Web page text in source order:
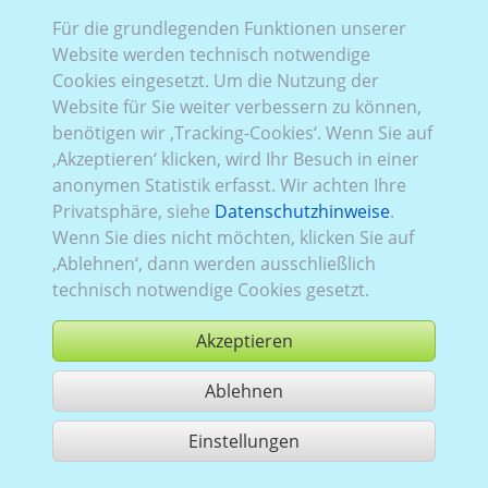
kaufen
1 Treffer teilen
Für die grundlegenden Funktionen unserer
Website werden technisch notwendige
Cookies eingesetzt. Um die Nutzung der
Website für Sie weiter verbessern zu können,
benötigen wir ‚Tracking-Cookies‘. Wenn Sie auf
‚Akzeptieren‘ klicken, wird Ihr Besuch in einer
anonymen Statistik erfasst. Wir achten Ihre
Privatsphäre, siehe Datenschutzhinweise.
Wenn Sie dies nicht möchten, klicken Sie auf
‚Ablehnen‘, dann werden ausschließlich
technisch notwendige Cookies gesetzt.
Akzeptieren
Ablehnen
Einstellungen